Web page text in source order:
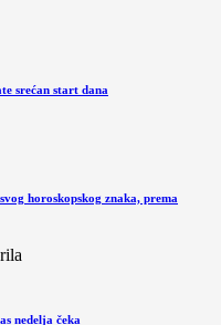
srećan start dana
horoskopskog znaka, prema
nedelja čeka